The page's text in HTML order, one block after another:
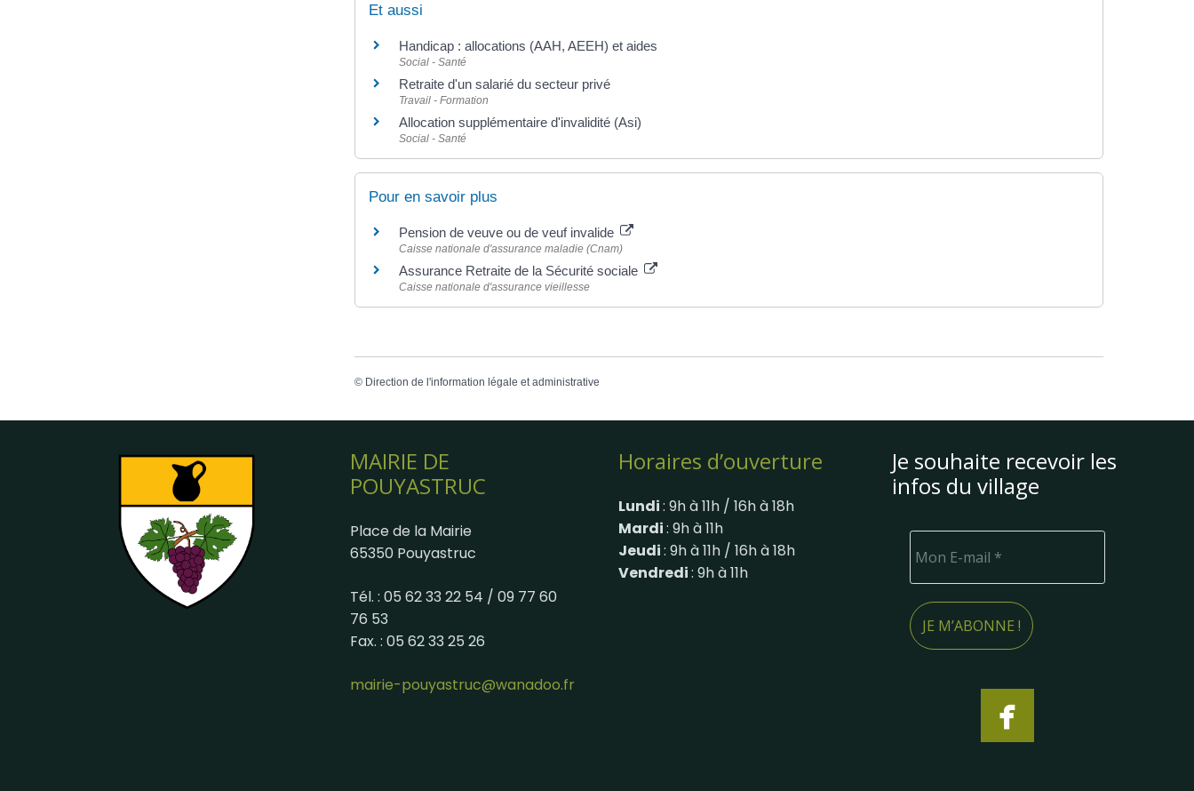
Et aussi
Handicap : allocations (AAH, AEEH) et aides
Social - Santé
Retraite d'un salarié du secteur privé
Travail - Formation
Allocation supplémentaire d'invalidité (Asi)
Social - Santé
Pour en savoir plus
Pension de veuve ou de veuf invalide
Caisse nationale d'assurance maladie (Cnam)
Assurance Retraite de la Sécurité sociale
Caisse nationale d'assurance vieillesse
© Direction de l'information légale et administrative
MAIRIE DE
POUYASTRUC
Place de la Mairie
65350 Pouyastruc
Tél. : 05 62 33 22 54 / 09 77 60
76 53
Fax. : 05 62 33 25 26
mairie-pouyastruc@wanadoo.fr
Horaires d’ouverture
Lundi: 9h à 11h / 16h à 18h
Mardi: 9h à 11h
Jeudi: 9h à 11h / 16h à 18h
Vendredi: 9h à 11h
Je souhaite recevoir les
infos du village